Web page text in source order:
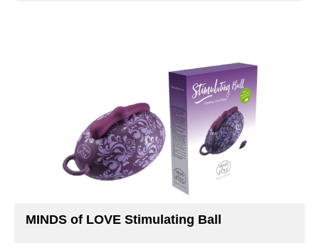
MINDS of LOVE Stimulating Ball